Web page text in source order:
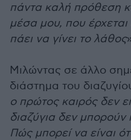
πάντα καλή πρόθεση
μέσα μου, που έρχεται
πάει να γίνει το λάθος
Μιλώντας σε άλλο
διάστημα του
ο πρώτος καιρός δεν
διαζύγια δεν μπορούν
Πώς μπορεί να είναι